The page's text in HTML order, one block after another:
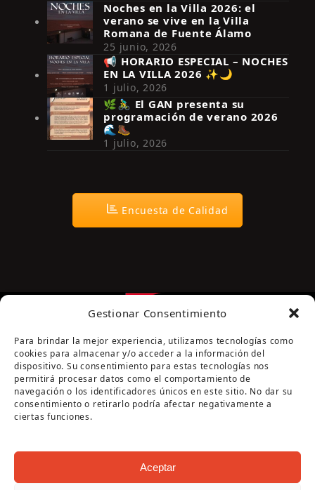
Gestionar Consentimiento
Para brindar la mejor experiencia, utilizamos tecnologías como
cookies para almacenar y/o acceder a la información del
dispositivo. Su consentimiento para estas tecnologías nos
permitirá procesar datos como el comportamiento de
navegación o los identificadores únicos en este sitio. No dar su
consentimiento o retirarlo podría afectar negativamente a
ciertas funciones.
Aceptar
Síguenos en Instagram
Noches en la Villa 2026: el
verano se vive en la Villa
Romana de Fuente Álamo
25 junio, 2026
📢 HORARIO ESPECIAL – NOCHES
EN LA VILLA 2026 ✨🌙
1 julio, 2026
🌿🚴‍♂️ El GAN presenta su
programación de verano 2026
🌊🥾
1 julio, 2026
Encuesta de Calidad
Página cofinanciada por la Diputación de Córdoba